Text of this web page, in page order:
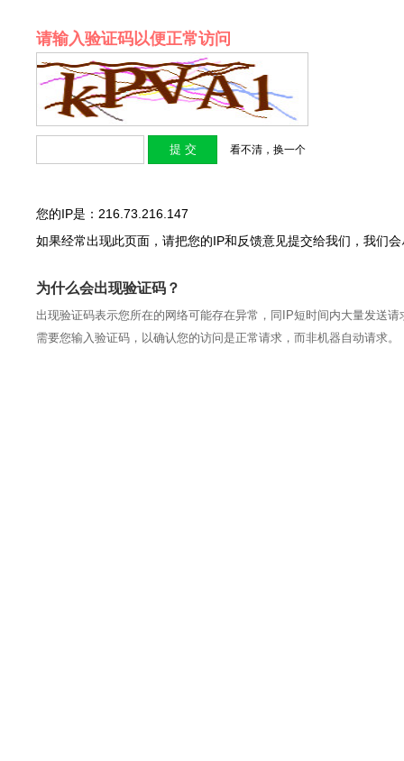
请输入验证码以便正常访问
看不清，换一个
您的IP是：216.73.216.147
如果经常出现此页面，请把您的IP和反馈意见提交给我们，我们
为什么会出现验证码？
出现验证码表示您所在的网络可能存在异常，同IP短时间内大量发送
需要您输入验证码，以确认您的访问是正常请求，而非机器自动请求。